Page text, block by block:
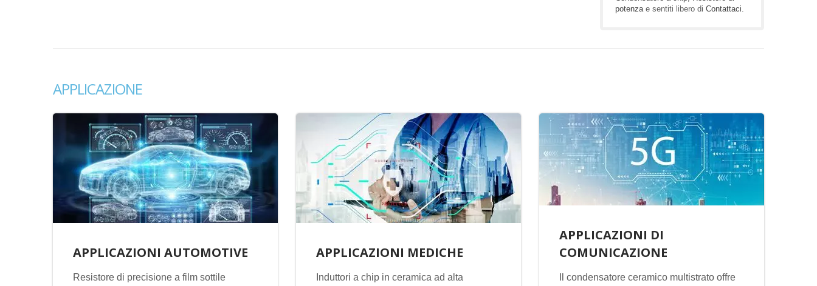
potenzae sentiti libero di Contattaci.
APPLICAZIONE
APPLICAZIONI AUTOMOTIVE
Resistore di precisione a film sottile
APPLICAZIONI MEDICHE
Induttori a chip in ceramica ad alta
APPLICAZIONI DI
COMUNICAZIONE
Il condensatore ceramico multistrato offre